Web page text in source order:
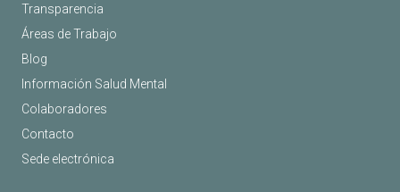
Transparencia
Áreas de Trabajo
Blog
Información Salud Mental
Colaboradores
Contacto
Sede electrónica